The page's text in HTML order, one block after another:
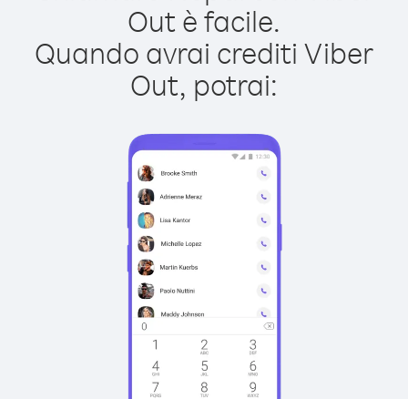
Out è facile.
Quando avrai crediti Viber
Out, potrai: